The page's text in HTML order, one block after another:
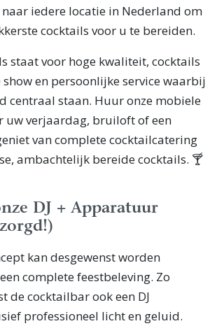
iedere locatie in Nederland om
cocktails voor u te bereiden.
staat voor hoge kwaliteit, cocktails
show en persoonlijke service waarbij
centraal staan. Huur onze mobiele
uw verjaardag, bruiloft of een
van complete cocktailcatering
ambachtelijk bereide cocktails. 🍸
DJ + Apparatuur
kan desgewenst worden
complete feestbeleving. Zo
de cocktailbar ook een DJ
professioneel licht en geluid.